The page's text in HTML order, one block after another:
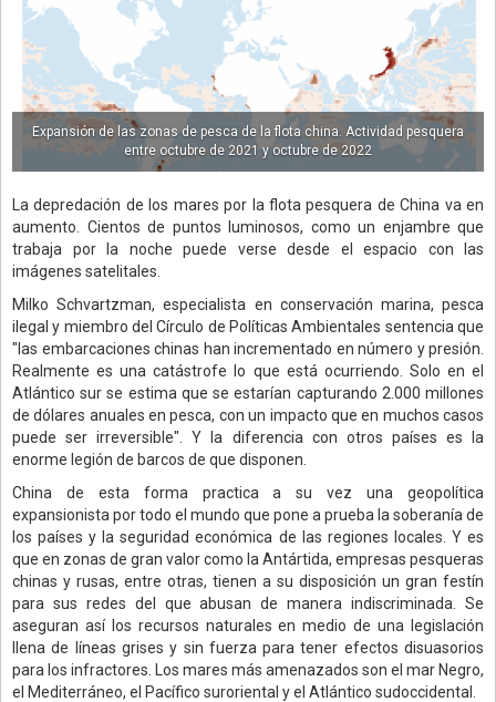
Expansión de las zonas de pesca de la flota china. Actividad pesquera
entre octubre de 2021 y octubre de 2022
La depredación de los mares por la flota pesquera de China va en
aumento. Cientos de puntos luminosos, como un enjambre que
trabaja por la noche puede verse desde el espacio con las
imágenes satelitales.
Milko Schvartzman, especialista en conservación marina, pesca
ilegal y miembro del Círculo de Políticas Ambientales sentencia que
"las embarcaciones chinas han incrementado en número y presión.
Realmente es una catástrofe lo que está ocurriendo. Solo en el
Atlántico sur se estima que se estarían capturando 2.000 millones
de dólares anuales en pesca, con un impacto que en muchos casos
puede ser irreversible". Y la diferencia con otros países es la
enorme legión de barcos de que disponen.
China de esta forma practica a su vez una geopolítica
expansionista por todo el mundo que pone a prueba la soberanía de
los países y la seguridad económica de las regiones locales. Y es
que en zonas de gran valor como la Antártida, empresas pesqueras
chinas y rusas, entre otras, tienen a su disposición un gran festín
para sus redes del que abusan de manera indiscriminada. Se
aseguran así los recursos naturales en medio de una legislación
llena de líneas grises y sin fuerza para tener efectos disuasorios
para los infractores. Los mares más amenazados son el mar Negro,
el Mediterráneo, el Pacífico suroriental y el Atlántico sudoccidental.